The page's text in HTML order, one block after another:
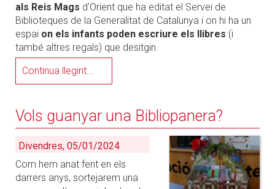
als Reis Mags d'Orient que ha editat el Servei de
Biblioteques de la Generalitat de Catalunya i on hi ha un
espai on els infants poden escriure els llibres (i
també altres regals) que desitgin.
Continua llegint...
Vols guanyar una Bibliopanera?
Divendres, 05/01/2024
Com hem anat fent en els
darrers anys, sortejarem una